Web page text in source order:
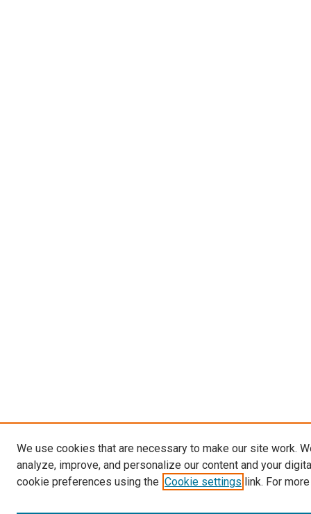
We use cookies that are necessary to make our site work.
analyze, improve, and personalize our content and your
cookie preferences using the Cookie settings link. For